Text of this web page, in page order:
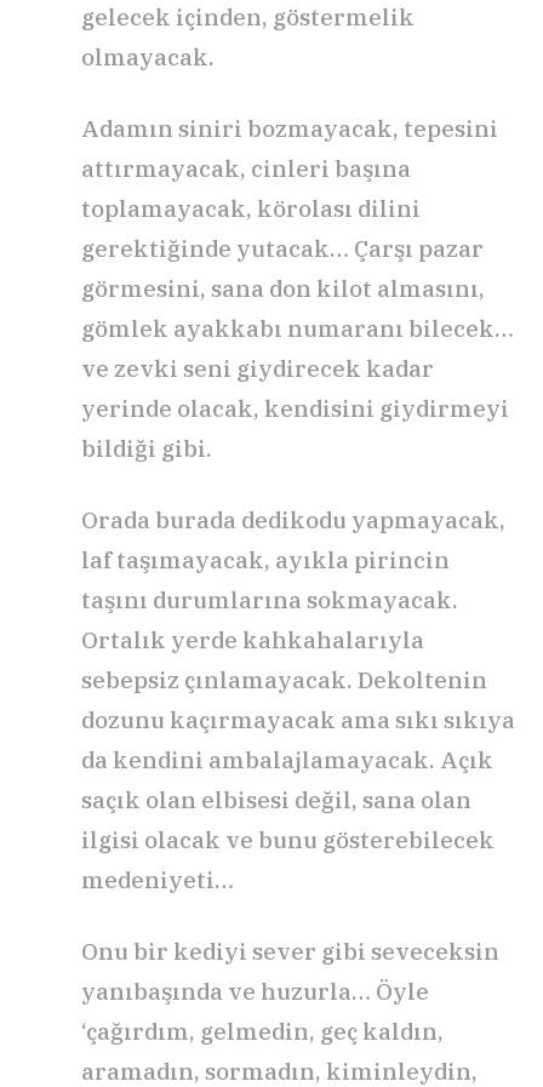
gelecek içinden, göstermelik
olmayacak.
Adamın siniri bozmayacak, tepesini
attırmayacak, cinleri başına
toplamayacak, körolası dilini
gerektiğinde yutacak… Çarşı pazar
görmesini, sana don kilot almasını,
gömlek ayakkabı numaranı bilecek…
ve zevki seni giydirecek kadar
yerinde olacak, kendisini giydirmeyi
bildiği gibi.
Orada burada dedikodu yapmayacak,
laf taşımayacak, ayıkla pirincin
taşını durumlarına sokmayacak.
Ortalık yerde kahkahalarıyla
sebepsiz çınlamayacak. Dekoltenin
dozunu kaçırmayacak ama sıkı sıkıya
da kendini ambalajlamayacak. Açık
saçık olan elbisesi değil, sana olan
ilgisi olacak ve bunu gösterebilecek
medeniyeti…
Onu bir kediyi sever gibi seveceksin
yanıbaşında ve huzurla… Öyle
‘çağırdım, gelmedin, geç kaldın,
aramadın, sormadın, kiminleydin,